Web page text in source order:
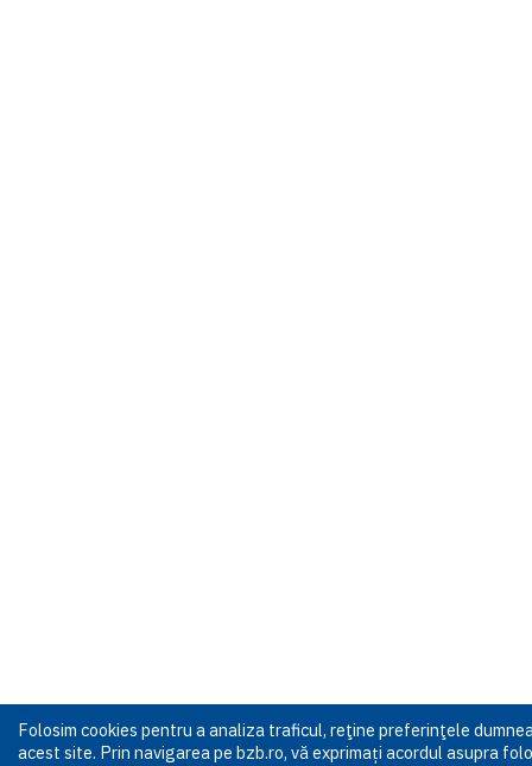
Folosim cookies pentru a analiza traficul, reţine preferinţele
acest site. Prin navigarea pe bzb.ro, vă exprimați acordul asupra